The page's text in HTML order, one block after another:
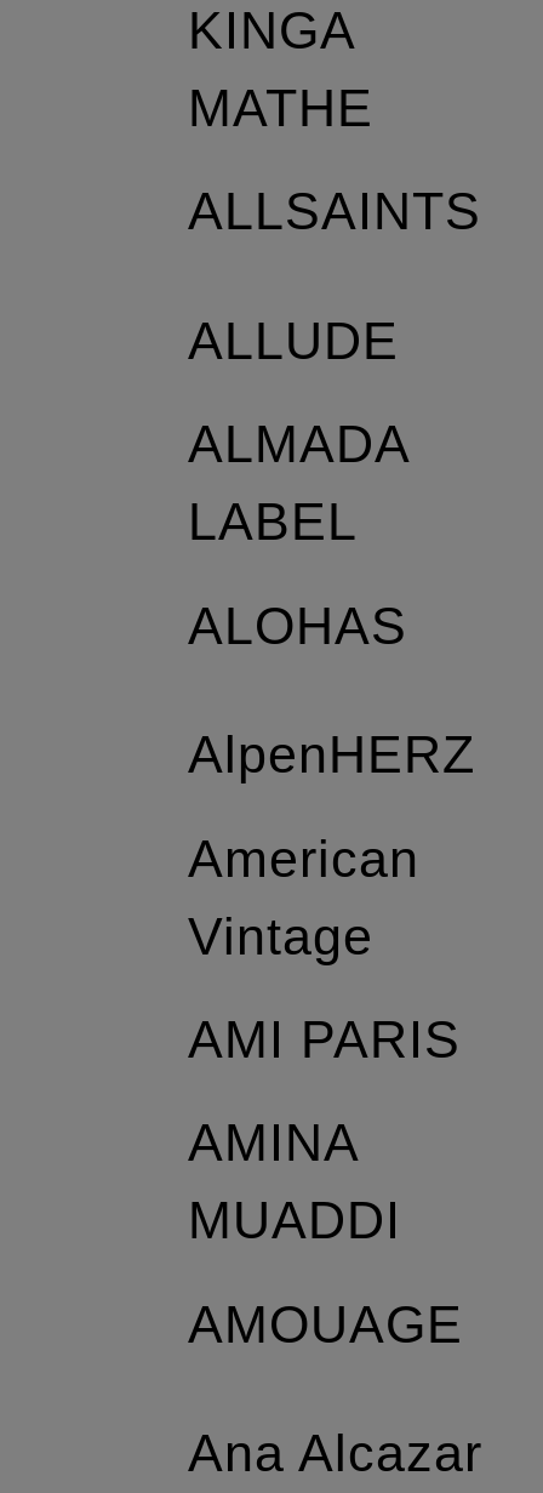
KINGA
MATHE
ALLSAINTS
ALLUDE
ALMADA
LABEL
ALOHAS
AlpenHERZ
American
Vintage
AMI PARIS
AMINA
MUADDI
AMOUAGE
Ana Alcazar